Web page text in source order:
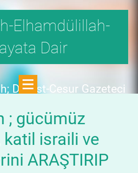
Elhamdülillah-
Dair
Dürüst-Cesur Gazeteci
SAYFA SAYFA
KİMSE KILINI
; gücümüz
israili ve
ARAŞTIRIP